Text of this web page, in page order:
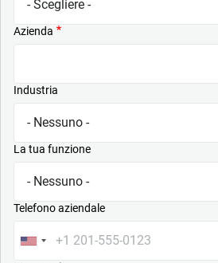
Azienda
Industria
La tua funzione
Telefono aziendale